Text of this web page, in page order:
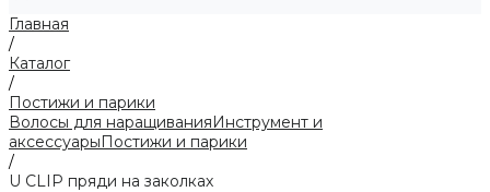
Главная
/
Каталог
/
Постижи и парики
Волосы для наращиванияИнструмент и
аксессуарыПостижи и парики
/
U CLIP пряди на заколках